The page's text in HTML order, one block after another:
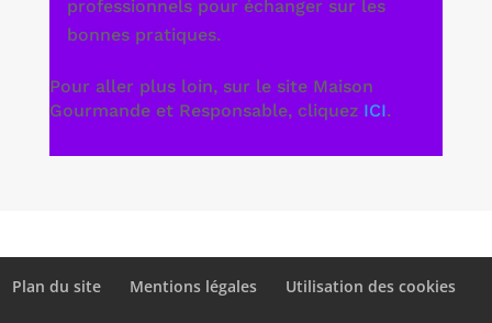
professionnels pour échanger sur les
bonnes pratiques.
Pour aller plus loin, sur le site Maison
Gourmande et Responsable, cliquez ICI.
Plan du site Mentions légales Utilisation des cookies